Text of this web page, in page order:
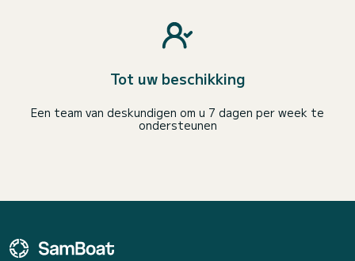
Tot uw beschikking
Een team van deskundigen om u 7 dagen per week te
ondersteunen